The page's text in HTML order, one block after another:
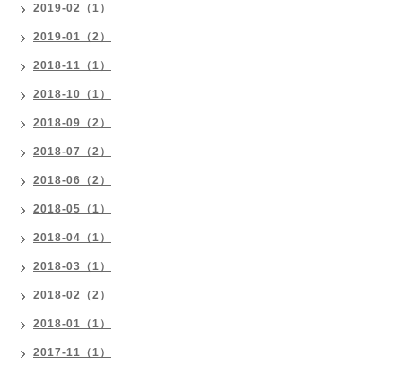
2019-02（1）
2019-01（2）
2018-11（1）
2018-10（1）
2018-09（2）
2018-07（2）
2018-06（2）
2018-05（1）
2018-04（1）
2018-03（1）
2018-02（2）
2018-01（1）
2017-11（1）